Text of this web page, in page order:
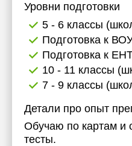
Уровни подготовки
5 - 6 классы
Подготовка к
Подготовка к
10 - 11 классы
7 - 9 классы
Детали про опыт
Обучаю по картам и
тесты.